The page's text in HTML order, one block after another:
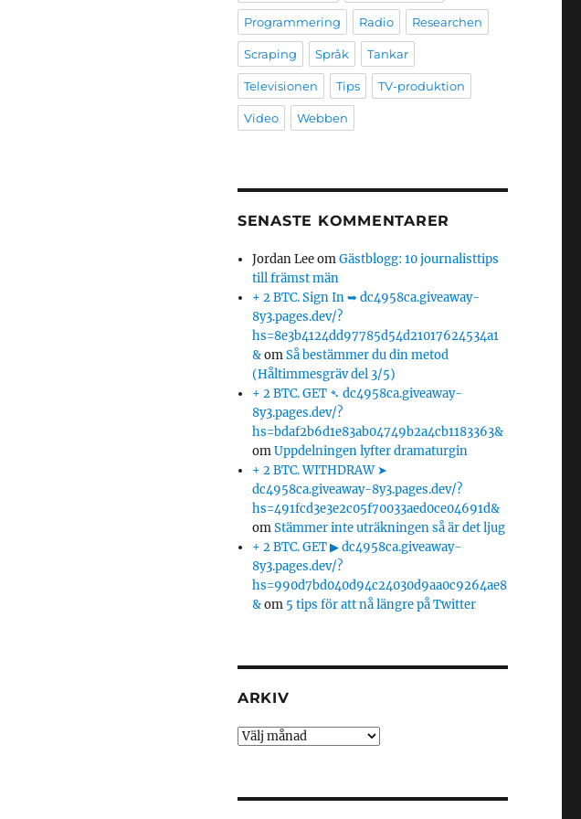
Programmering Radio Researchen
Scraping Språk Tankar
Televisionen Tips TV-produktion
Video Webben
SENASTE KOMMENTARER
Jordan LeeomGästblogg: 10 journalisttips
till främst män
+ 2 BTC. Sign In ➥ dc4958ca.giveaway-
8y3.pages.dev/?
hs=8e3b4124dd97785d54d21017624534a1
&omSå bestämmer du din metod
(Håltimmesgräv del 3/5)
+ 2 BTC. GET ➴ dc4958ca.giveaway-
8y3.pages.dev/?
hs=bdaf2b6d1e83ab04749b2a4cb1183363&
omUppdelningen lyfter dramaturgin
+ 2 BTC. WITHDRAW ➤
dc4958ca.giveaway-8y3.pages.dev/?
hs=491fcd3e3e2c05f70033aed0ce04691d&
omStämmer inte uträkningen så är det ljug
+ 2 BTC. GET ▶ dc4958ca.giveaway-
8y3.pages.dev/?
hs=990d7bd040d94c24030d9aa0c9264ae8
&om 5 tips för att nå längre på Twitter
ARKIV
Arkiv